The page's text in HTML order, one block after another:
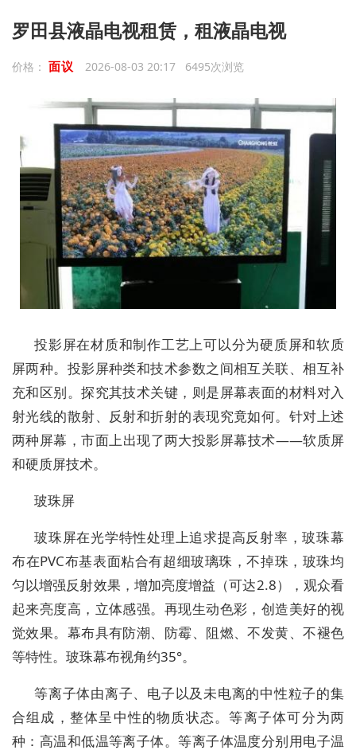
罗田县液晶电视租赁，租液晶电视
价格： 面议 2026-08-03 20:17 6495次浏览
投影屏在材质和制作工艺上可以分为硬质屏和软质
屏两种。投影屏种类和技术参数之间相互关联、相互补
充和区别。探究其技术关键，则是屏幕表面的材料对入
射光线的散射、反射和折射的表现究竟如何。针对上述
两种屏幕，市面上出现了两大投影屏幕技术——软质屏
和硬质屏技术。
玻珠屏
玻珠屏在光学特性处理上追求提高反射率，玻珠幕
布在PVC布基表面粘合有超细玻璃珠，不掉珠，玻珠均
匀以增强反射效果，增加亮度增益（可达2.8），观众看
起来亮度高，立体感强。再现生动色彩，创造美好的视
觉效果。幕布具有防潮、防霉、阻燃、不发黄、不褪色
等特性。玻珠幕布视角约35°。
等离子体由离子、电子以及未电离的中性粒子的集
合组成，整体呈中性的物质状态。等离子体可分为两
种：高温和低温等离子体。等离子体温度分别用电子温